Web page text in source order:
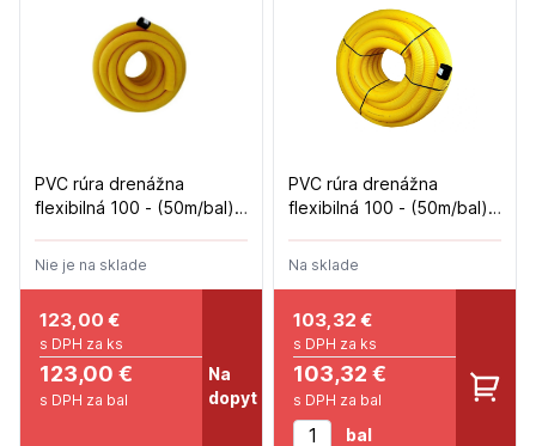
PVC rúra drenážna
flexibilná 100 - (50m/bal) -
Nie je na sklade
123,00 €
s DPH za ks
123,00 €
s DPH za bal
Na
dopyt
PVC rúra drenážna
flexibilná 100 - (50m/bal) -
Na sklade
103,32 €
s DPH za ks
103,32 €
s DPH za bal
bal